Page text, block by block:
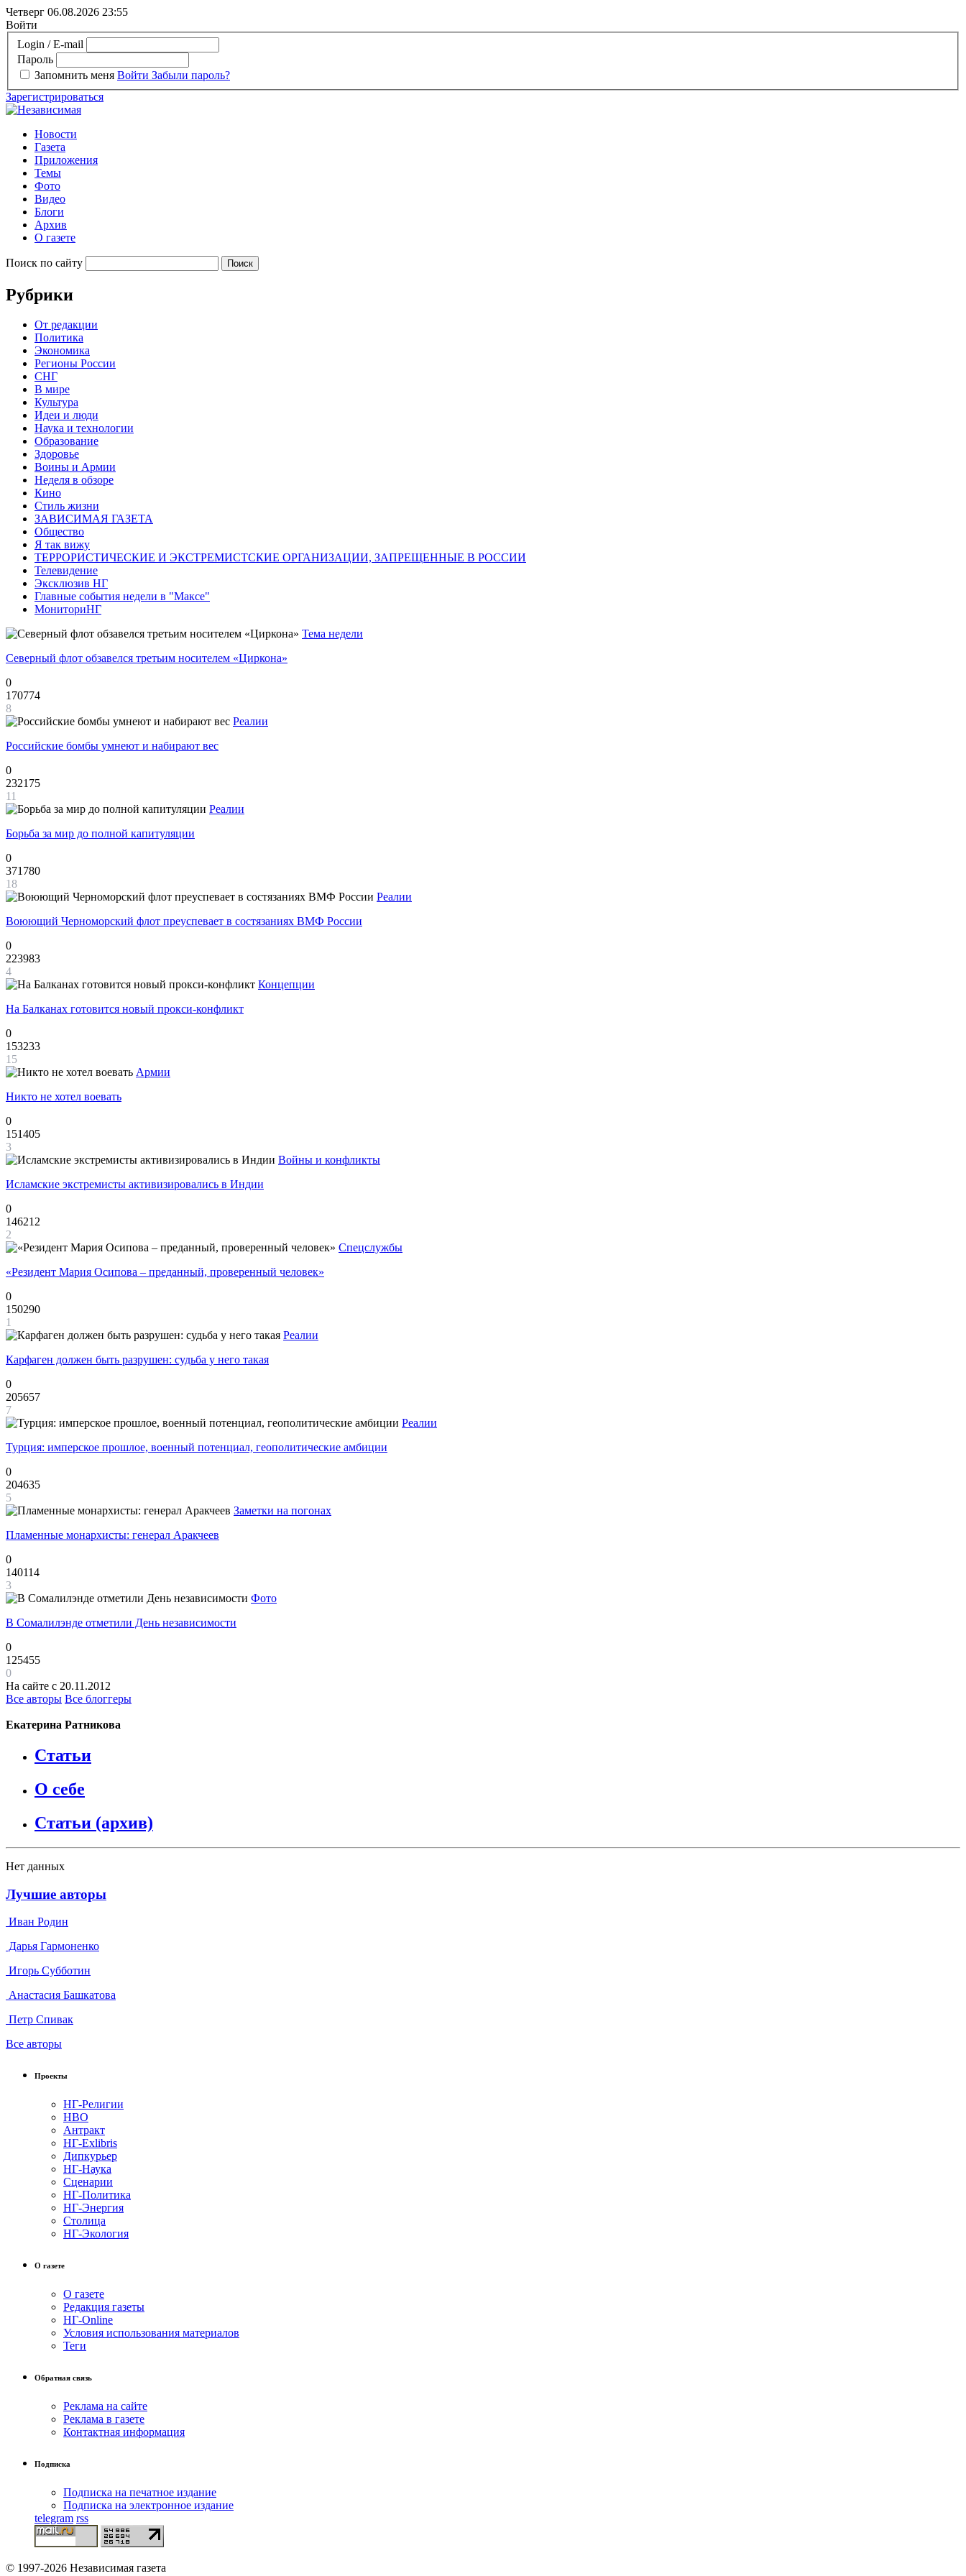
Четверг 06.08.2026 23:55
Войти
Login / E-mail
Пароль
Запомнить меня Войти Забыли пароль?
Зарегистрироваться
Новости
Газета
Приложения
Темы
Фото
Видео
Блоги
Архив
О газете
Поиск по сайту
Рубрики
От редакции
Политика
Экономика
Регионы России
СНГ
В мире
Культура
Идеи и люди
Наука и технологии
Образование
Здоровье
Воины и Армии
Неделя в обзоре
Кино
Стиль жизни
ЗАВИСИМАЯ ГАЗЕТА
Общество
Я так вижу
ТЕРРОРИСТИЧЕСКИЕ И ЭКСТРЕМИСТСКИЕ ОРГАНИЗАЦИИ, ЗАПРЕЩЕННЫЕ В РОССИИ
Телевидение
Эксклюзив НГ
Главные события недели в "Максе"
МониториНГ
Тема недели
Северный флот обзавелся третьим носителем «Циркона»
0
170774
8
Реалии
Российские бомбы умнеют и набирают вес
0
232175
11
Реалии
Борьба за мир до полной капитуляции
0
371780
18
Реалии
Воюющий Черноморский флот преуспевает в состязаниях ВМФ России
0
223983
4
Концепции
На Балканах готовится новый прокси-конфликт
0
153233
15
Армии
Никто не хотел воевать
0
151405
3
Войны и конфликты
Исламские экстремисты активизировались в Индии
0
146212
2
Спецслужбы
«Резидент Мария Осипова – преданный, проверенный человек»
0
150290
1
Реалии
Карфаген должен быть разрушен: судьба у него такая
0
205657
7
Реалии
Турция: имперское прошлое, военный потенциал, геополитические амбиции
0
204635
5
Заметки на погонах
Пламенные монархисты: генерал Аракчеев
0
140114
3
Фото
В Сомалилэнде отметили День независимости
0
125455
0
На сайте с 20.11.2012
Все авторы Все блоггеры
Екатерина Ратникова
Статьи
О себе
Статьи (архив)
Нет данных
Лучшие авторы
Иван Родин
Дарья Гармоненко
Игорь Субботин
Анастасия Башкатова
Петр Спивак
Все авторы
Проекты
НГ-Религии
НВО
Антракт
НГ-Exlibris
Дипкурьер
НГ-Наука
Сценарии
НГ-Политика
НГ-Энергия
Столица
НГ-Экология
О газете
О газете
Редакция газеты
НГ-Online
Условия использования материалов
Теги
Обратная связь
Реклама на сайте
Реклама в газете
Контактная информация
Подписка
Подписка на печатное издание
Подписка на электронное издание
telegram rss
© 1997-2026 Независимая газета